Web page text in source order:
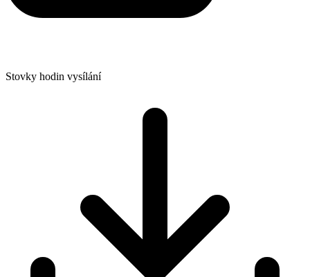
Stovky hodin vysílání